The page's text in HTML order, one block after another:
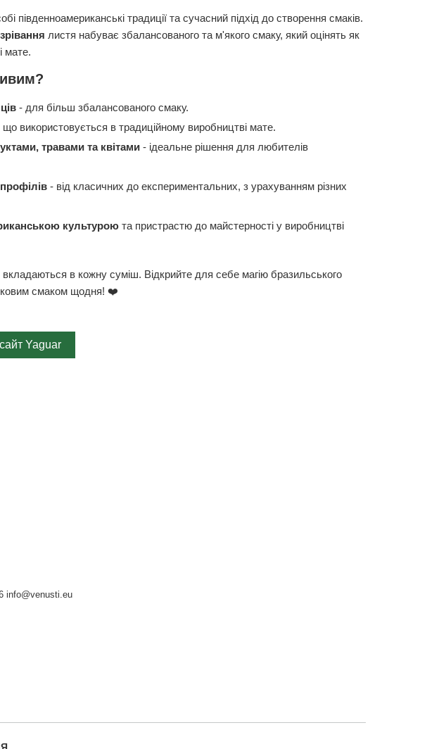
південноамериканські традиції та сучасний підхід до створення смаків.
листя набуває збалансованого та м'якого смаку, який оцінять як
мате.
- для більш збалансованого смаку.
що використовується в традиційному виробництві мате.
травами та квітами - ідеальне рішення для любителів
- від класичних до експериментальних, з урахуванням різних
культурою та пристрастю до майстерності у виробництві
вкладаються в кожну суміш. Відкрийте для себе магію бразильського
смаком щодня! ❤️
Yaguar
info@venusti.eu